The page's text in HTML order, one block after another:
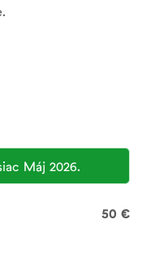
Máj 2026.
50 €